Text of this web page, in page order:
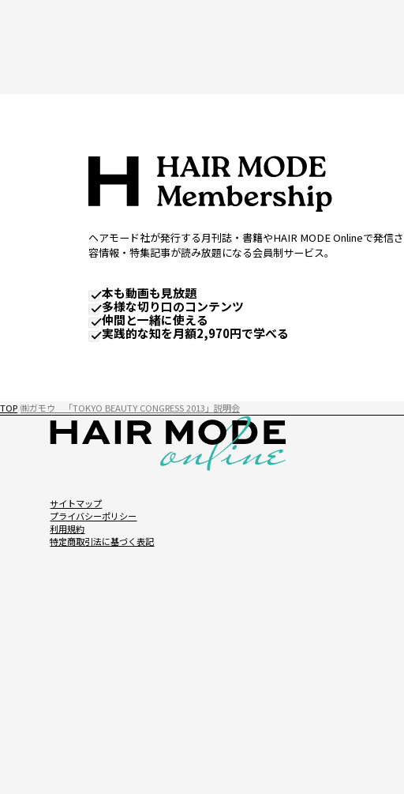
ヘアモード社が発行する月刊誌・書籍やHAIR MODE Onlineで発信
容情報・特集記事が読み放題になる会員制サービス。
本も動画も見放題
多様な切り口のコンテンツ
仲間と一緒に使える
実践的な知を月額2,970円で学べる
TOP ㈱ガモウ 「TOKYO BEAUTY CONGRESS 2013」説明会
サイトマップ
プライバシーポリシー
利用規約
特定商取引法に基づく表記